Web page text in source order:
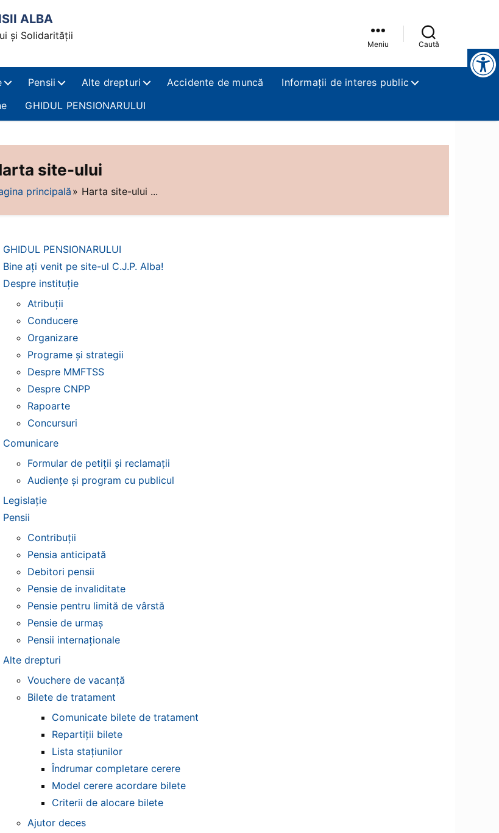
ALBA
și Solidarității
Meniu Caută
Pensii Alte drepturi Accidente de muncă
Informații de interes public
GHIDUL PENSIONARULUI
Instrumente pentru accesibilitate
site-ului
principală Harta site-ului ...
GHIDUL PENSIONARULUI
Bine ați venit pe site-ul C.J.P. Alba!
Despre instituție
Atribuții
Conducere
Organizare
Programe și strategii
Despre MMFTSS
Despre CNPP
Rapoarte
Concursuri
Comunicare
Formular de petiții și reclamații
Audiențe și program cu publicul
Legislație
Pensii
Contribuții
Pensia anticipată
Debitori pensii
Pensie de invaliditate
Pensie pentru limită de vârstă
Pensie de urmaș
Pensii internaționale
Alte drepturi
Vouchere de vacanță
Bilete de tratament
Comunicate bilete de tratament
Repartiții bilete
Lista stațiunilor
Îndrumar completare cerere
Model cerere acordare bilete
Criterii de alocare bilete
Ajutor deces